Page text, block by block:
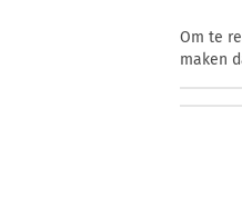
Om te
maken